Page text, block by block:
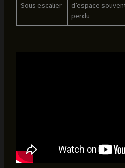
Sous escalier
d’espace
perdu